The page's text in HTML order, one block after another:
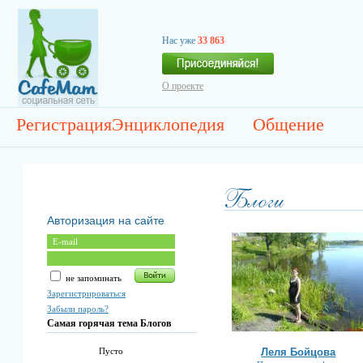
Нас уже 33 863
О проекте
РегистрацияЭнциклопедия Общение
Авторизация на сайте
не запоминать
Зарегистрироваться
Забыли пароль?
Самая горячая тема Блогов
Пусто Леля Бойцова